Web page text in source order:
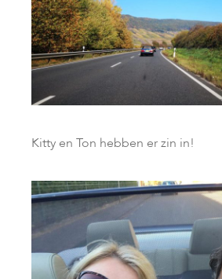
Kitty en Ton hebben er zin in!